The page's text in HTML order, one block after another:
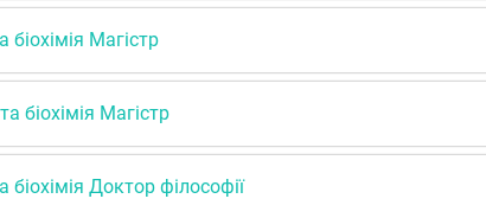
біохімія Магістр
біохімія Магістр
біохімія Доктор філософії